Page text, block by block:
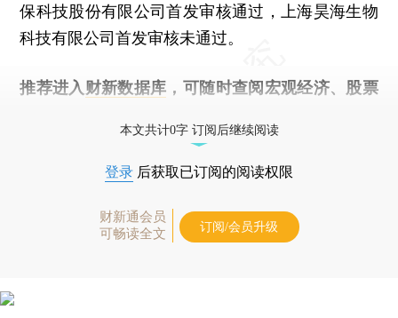
保科技股份有限公司首发审核通过，上海昊海生物
科技有限公司首发审核未通过。
推荐进入 财新数据库 ，可随时查阅宏观经济、股票
本文共计0字 订阅后继续阅读
登录 后获取已订阅的阅读权限
财新通会员
可畅读全文
订阅/会员升级